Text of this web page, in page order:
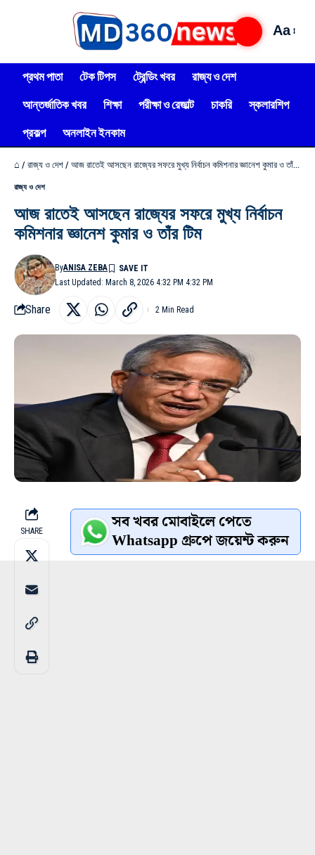
Aa
প্রথম পাতা টেক টিপস ট্রেন্ডিং খবর
রাজ্য ও দেশ
আন্তর্জাতিক খবর
শিক্ষা পরীক্ষা ও রেজাল্ট চাকরি
স্কলারশিপ
প্রকল্প
অনলাইন ইনকাম
⌂ / রাজ্য ও দেশ / আজ রাতেই আসছেন রাজ্যের সফরে মুখ্য নির্বাচন কমিশনার জ্ঞানেশ কুমার ও তাঁর টিম
রাজ্য ও দেশ
আজ রাতেই আসছেন রাজ্যের সফরে মুখ্য নির্বাচন
কমিশনার জ্ঞানেশ কুমার ও তাঁর টিম
Last Updated: March 8, 2026 4:32 PM 4:32 PM
ByANISA ZEBA
Share 2 Min Read
SHARE সব খবর মোবাইলে পেতে
Whatsapp গ্রুপে জয়েন্ট করুন